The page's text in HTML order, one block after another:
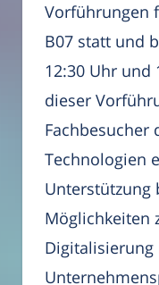
Vorführungen
B07 statt und
12:30 Uhr und
dieser
Fachbesucher
Technologien
Unterstützung
Möglichkeiten
Digitalisierung